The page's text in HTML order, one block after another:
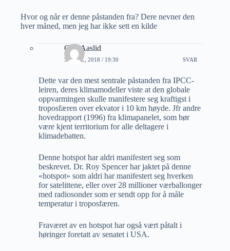
Hvor og når er denne påstanden fra? Dere nevner den
hver måned, men jeg har ikke sett en kilde
Geir Aaslid
5 APRIL, 2018 / 19:30 SVAR
Dette var den mest sentrale påstanden fra IPCC-
leiren, deres klimamodeller viste at den globale
oppvarmingen skulle manifestere seg kraftigst i
troposfæren over ekvator i 10 km høyde. Jfr andre
hovedrapport (1996) fra klimapanelet, som bør
være kjent territorium for alle deltagere i
klimadebatten.
Denne hotspot har aldri manifestert seg som
beskrevet. Dr. Roy Spencer har jaktet på denne
«hotspot» som aldri har manifestert seg hverken
for satelittene, eller over 28 millioner værballonger
med radiosonder som er sendt opp for å måle
temperatur i troposfæren.
Fraværet av en hotspot har også vært påtalt i
høringer foretatt av senatet i USA.